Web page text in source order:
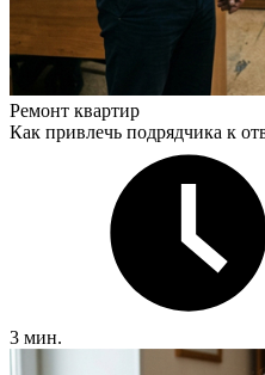
Ремонт квартир
Как привлечь подрядчика к
3 мин.